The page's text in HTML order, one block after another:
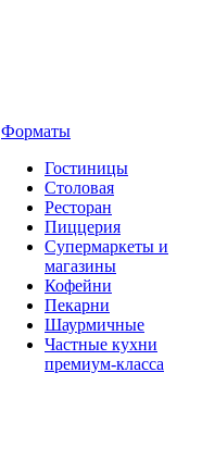
Форматы
Гостиницы
Столовая
Ресторан
Пиццерия
Супермаркеты и
магазины
Кофейни
Пекарни
Шаурмичные
Частные кухни
премиум-класса